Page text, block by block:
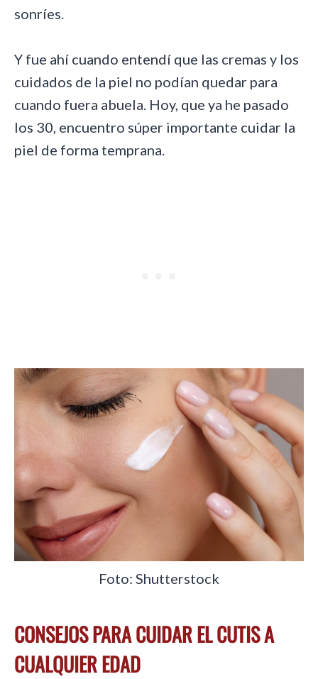
sonríes.
Y fue ahí cuando entendí que las cremas y los
cuidados de la piel no podían quedar para
cuando fuera abuela. Hoy, que ya he pasado
los 30, encuentro súper importante cuidar la
piel de forma temprana.
Foto: Shutterstock
CONSEJOS PARA CUIDAR EL CUTIS A
CUALQUIER EDAD